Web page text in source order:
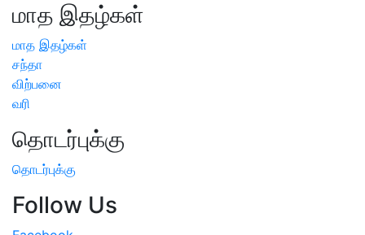
மாத இதழ்கள்
மாத இதழ்கள்
சந்தா
விற்பனை
வரி
தொடர்புக்கு
தொடர்புக்கு
Follow Us